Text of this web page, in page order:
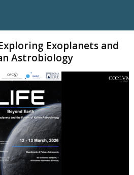
Exoplanets and
Astrobiology